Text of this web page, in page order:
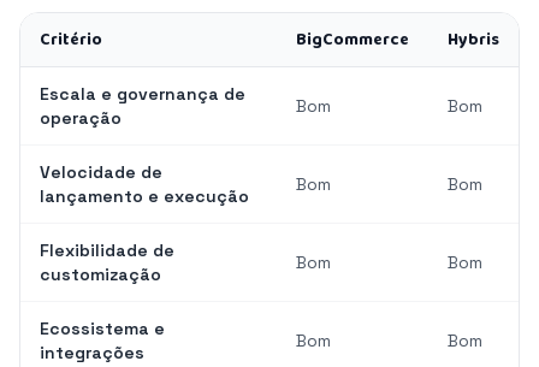
Critério BigCommerce Hybris
Escala e governança de
operação
Bom Bom
Velocidade de
lançamento e execução
Bom Bom
Flexibilidade de
customização
Bom Bom
Ecossistema e
integrações
Bom Bom